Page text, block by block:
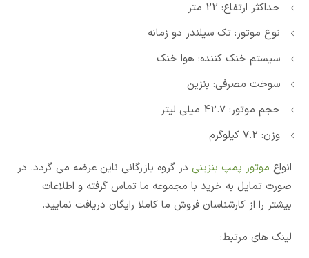
حداکثر ارتفاع: 22 متر
نوع موتور: تک سیلندر دو زمانه
سیستم خنک کننده: هوا خنک
سوخت مصرفی: بنزین
حجم موتور: 42.7 میلی لیتر
وزن: 7.2 کیلوگرم
انواع موتور پمپ بنزینی در گروه بازرگانی ناین عرضه می گردد. در
صورت تمایل به خرید با مجموعه ما تماس گرفته و اطلاعات
بیشتر را از کارشناسان فروش ما کاملا رایگان دریافت نمایید.
لینک های مرتبط: